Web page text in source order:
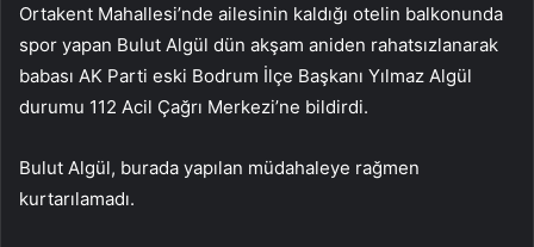
Ortakent Mahallesi’nde ailesinin kaldığı otelin balkonunda
spor yapan Bulut Algül dün akşam aniden rahatsızlanarak
babası AK Parti eski Bodrum İlçe Başkanı Yılmaz Algül
durumu 112 Acil Çağrı Merkezi’ne bildirdi.
Bulut Algül, burada yapılan müdahaleye rağmen
kurtarılamadı.